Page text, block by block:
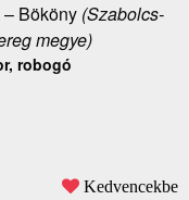
– Bököny(Szabolcs-
megye)
robogó
Kedvencekbe